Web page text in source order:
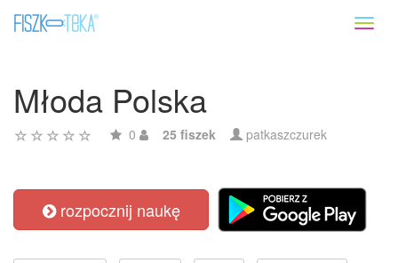
Młoda Polska
0 25 fiszek patkaszczurek
rozpocznij naukę